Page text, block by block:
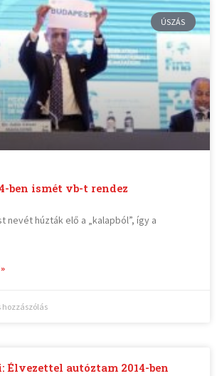
ÚSZÁS
ben ismét vb-t rendez
nevét húzták elő a „kalapból”, így a
hozzászólás
Élvezettel autóztam 2014-ben